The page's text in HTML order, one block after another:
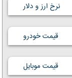
نرخ ارز و دلار
قیمت خودرو
قیمت موبایل